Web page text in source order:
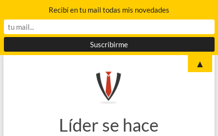
Líder se hace
Recibí en tu mail todas mis novedades
▲